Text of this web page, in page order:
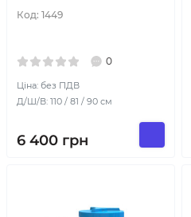
Код: 1449
0
Ціна: без ПДВ
Д/Ш/В: 110 / 81 / 90 см
6 400 грн